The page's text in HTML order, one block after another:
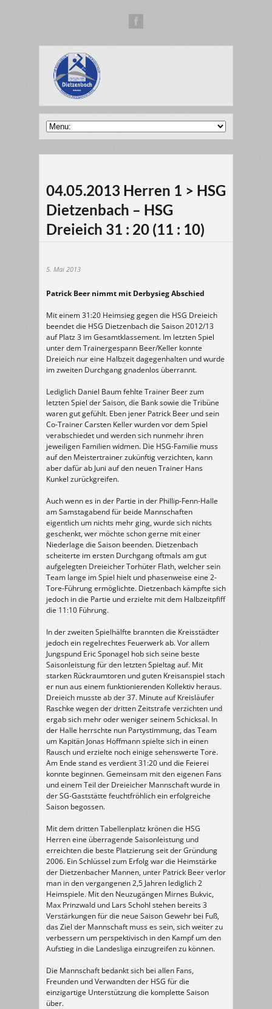
04.05.2013 Herren 1 > HSG
Dietzenbach – HSG
Dreieich 31 : 20 (11 : 10)
5. Mai 2013
Patrick Beer nimmt mit Derbysieg Abschied
Mit einem 31:20 Heimsieg gegen die HSG Dreieich
beendet die HSG Dietzenbach die Saison 2012/13
auf Platz 3 im Gesamtklassement. Im letzten Spiel
unter dem Trainergespann Beer/Keller konnte
Dreieich nur eine Halbzeit dagegenhalten und wurde
im zweiten Durchgang gnadenlos überrannt.
Lediglich Daniel Baum fehlte Trainer Beer zum
letzten Spiel der Saison, die Bank sowie die Tribüne
waren gut gefühlt. Eben jener Patrick Beer und sein
Co-Trainer Carsten Keller wurden vor dem Spiel
verabschiedet und werden sich nunmehr ihren
jeweiligen Familien widmen. Die HSG-Familie muss
auf den Meistertrainer zukünftig verzichten, kann
aber dafür ab Juni auf den neuen Trainer Hans
Kunkel zurückgreifen.
Auch wenn es in der Partie in der Phillip-Fenn-Halle
am Samstagabend für beide Mannschaften
eigentlich um nichts mehr ging, wurde sich nichts
geschenkt, wer möchte schon gerne mit einer
Niederlage die Saison beenden. Dietzenbach
scheiterte im ersten Durchgang oftmals am gut
aufgelegten Dreieicher Torhüter Flath, welcher sein
Team lange im Spiel hielt und phasenweise eine 2-
Tore-Führung ermöglichte. Dietzenbach kämpfte sich
jedoch in die Partie und erzielte mit dem Halbzeitpfiff
die 11:10 Führung.
In der zweiten Spielhälfte brannten die Kreisstädter
jedoch ein regelrechtes Feuerwerk ab. Vor allem
Jungspund Eric Sponagel hob sich seine beste
Saisonleistung für den letzten Spieltag auf. Mit
starken Rückraumtoren und guten Kreisanspiel stach
er nun aus einem funktionierenden Kollektiv heraus.
Dreieich musste ab der 37. Minute auf Kreisläufer
Raschke wegen der dritten Zeitstrafe verzichten und
ergab sich mehr oder weniger seinem Schicksal. In
der Halle herrschte nun Partystimmung, das Team
um Kapitän Jonas Hoffmann spielte sich in einen
Rausch und erzielte noch einige sehenswerte Tore.
Am Ende stand es verdient 31:20 und die Feierei
konnte beginnen. Gemeinsam mit den eigenen Fans
und einem Teil der Dreieicher Mannschaft wurde in
der SG-Gaststätte feuchtfröhlich ein erfolgreiche
Saison begossen.
Mit dem dritten Tabellenplatz krönen die HSG
Herren eine überragende Saisonleistung und
erreichten die beste Platzierung seit der Gründung
2006. Ein Schlüssel zum Erfolg war die Heimstärke
der Dietzenbacher Mannen, unter Patrick Beer verlor
man in den vergangenen 2,5 Jahren lediglich 2
Heimspiele. Mit den Neuzugängen Mirnes Bukvic,
Max Prinzwald und Lars Schohl stehen bereits 3
Verstärkungen für die neue Saison Gewehr bei Fuß,
das Ziel der Mannschaft muss es sein, sich weiter zu
verbessern um perspektivisch in den Kampf um den
Aufstieg in die Landesliga einzugreifen zu können.
Die Mannschaft bedankt sich bei allen Fans,
Freunden und Verwandten der HSG für die
einzigartige Unterstützung die komplette Saison
über.